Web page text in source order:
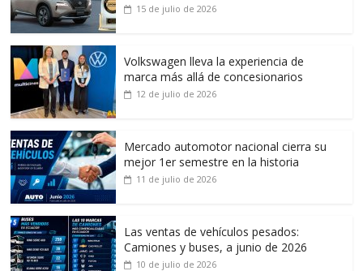
15 de julio de 2026
Volkswagen lleva la experiencia de
marca más allá de concesionarios
12 de julio de 2026
Mercado automotor nacional cierra su
mejor 1er semestre en la historia
11 de julio de 2026
Las ventas de vehículos pesados:
Camiones y buses, a junio de 2026
10 de julio de 2026